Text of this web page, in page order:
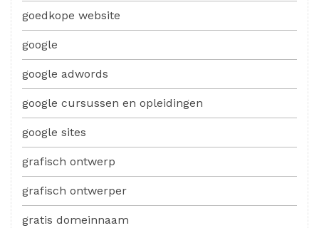
goedkope website
google
google adwords
google cursussen en opleidingen
google sites
grafisch ontwerp
grafisch ontwerper
gratis domeinnaam